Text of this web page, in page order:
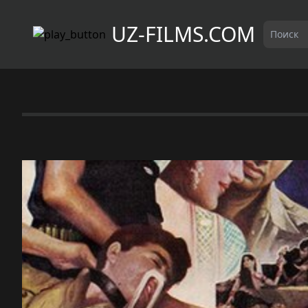
UZ-FILMS.COM